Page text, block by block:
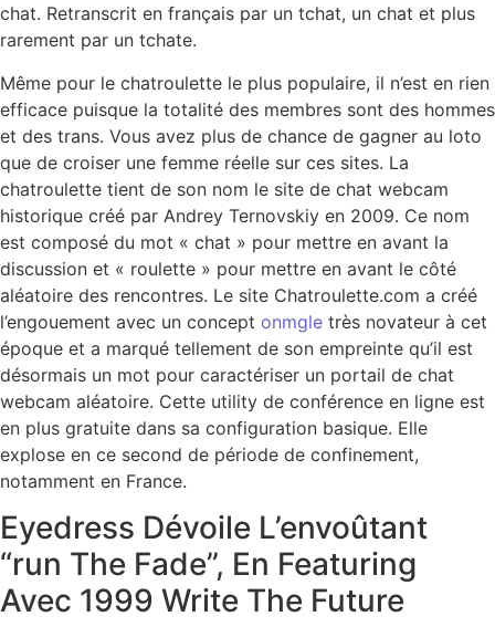
chat. Retranscrit en français par un tchat, un chat et plus
rarement par un tchate.
Même pour le chatroulette le plus populaire, il n’est en rien
efficace puisque la totalité des membres sont des hommes
et des trans. Vous avez plus de chance de gagner au loto
que de croiser une femme réelle sur ces sites. La
chatroulette tient de son nom le site de chat webcam
historique créé par Andrey Ternovskiy en 2009. Ce nom
est composé du mot « chat » pour mettre en avant la
discussion et « roulette » pour mettre en avant le côté
aléatoire des rencontres. Le site Chatroulette.com a créé
l’engouement avec un concept onmgle très novateur à cet
époque et a marqué tellement de son empreinte qu’il est
désormais un mot pour caractériser un portail de chat
webcam aléatoire. Cette utility de conférence en ligne est
en plus gratuite dans sa configuration basique. Elle
explose en ce second de période de confinement,
notamment en France.
Eyedress Dévoile L’envoûtant
“run The Fade”, En Featuring
Avec 1999 Write The Future